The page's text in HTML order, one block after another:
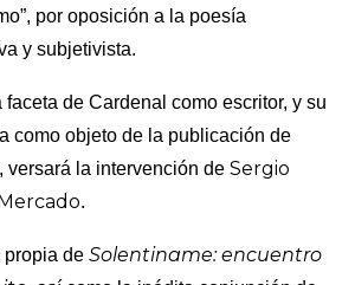
por oposición a la poesía
y subjetivista.
faceta de Cardenal como escritor, y su
como objeto de la publicación de
versará la intervención deSergio
.
propia deSolentiname: encuentro